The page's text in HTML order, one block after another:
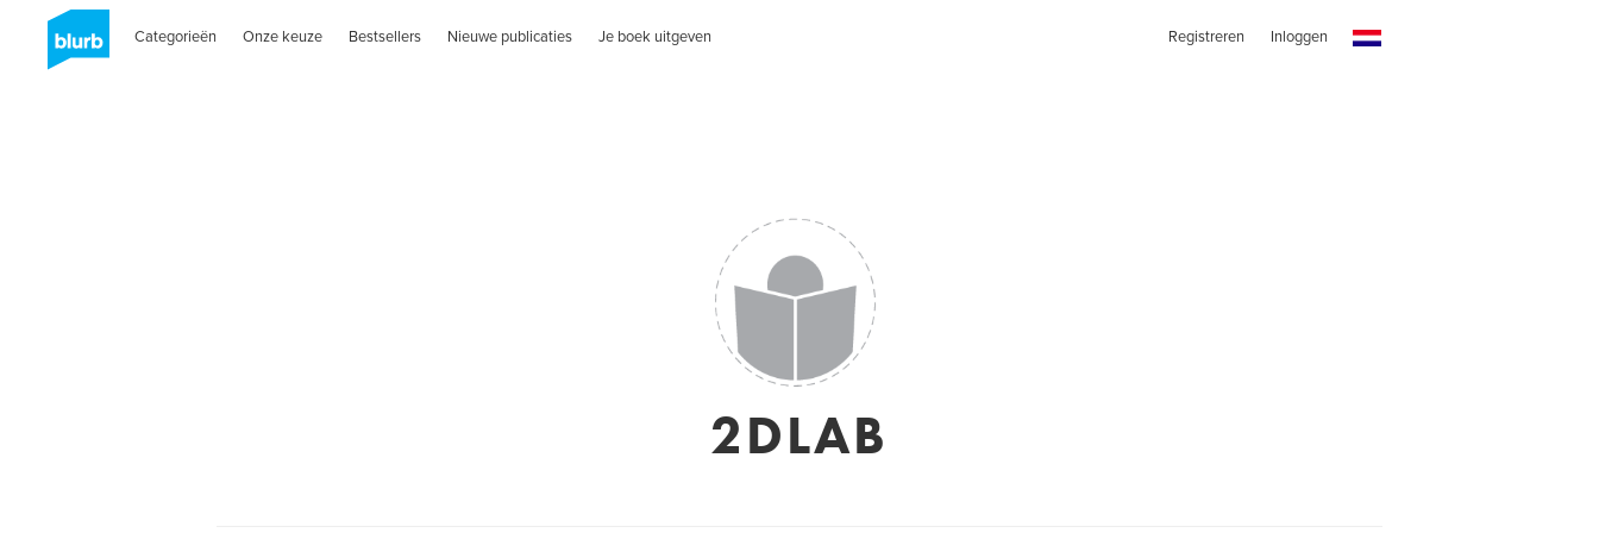
Categorieën Onze keuze Bestsellers Nieuwe publicaties Je boek uitgeven Registreren Inloggen
2DLAB